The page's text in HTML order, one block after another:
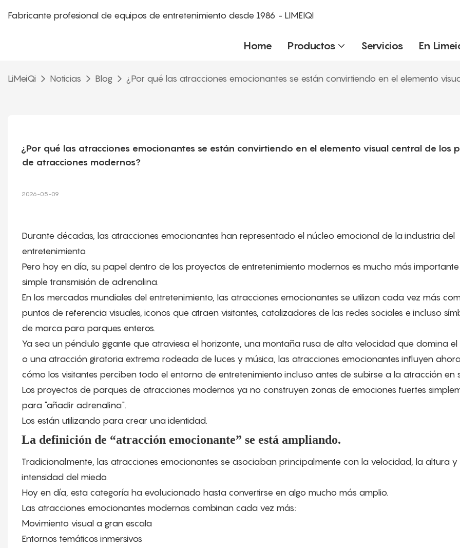
Fabricante profesional de equipos de entretenimiento desde 1986 - LIMEIQI
Home Productos Servicios En
LiMeiQi Noticias Blog ¿Por qué las atracciones emocionantes se están convirtiendo en el elemento
¿Por qué las atracciones emocionantes se están convirtiendo en el elemento visual central de los
de atracciones modernos?
2026-05-09
Durante décadas, las atracciones emocionantes han representado el núcleo emocional de la industria del
entretenimiento.
Pero hoy en día, su papel dentro de los proyectos de entretenimiento modernos es mucho más
simple transmisión de adrenalina.
En los mercados mundiales del entretenimiento, las atracciones emocionantes se utilizan cada vez más
puntos de referencia visuales, iconos que atraen visitantes, catalizadores de las redes sociales e incluso
de marca para parques enteros.
Ya sea un péndulo gigante que atraviesa el horizonte, una montaña rusa de alta velocidad que domina el
o una atracción giratoria extrema rodeada de luces y música, las atracciones emocionantes influyen
cómo los visitantes perciben todo el entorno de entretenimiento incluso antes de subirse a la atracción en
Los proyectos de parques de atracciones modernos ya no construyen zonas de emociones fuertes
para "añadir adrenalina".
Los están utilizando para crear una identidad.
La definición de “atracción emocionante” se está ampliando.
Tradicionalmente, las atracciones emocionantes se asociaban principalmente con la velocidad, la altura y
intensidad del miedo.
Hoy en día, esta categoría ha evolucionado hasta convertirse en algo mucho más amplio.
Las atracciones emocionantes modernas combinan cada vez más:
Movimiento visual a gran escala
Entornos temáticos inmersivos